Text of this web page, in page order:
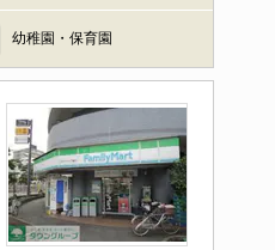
幼稚園・保育園